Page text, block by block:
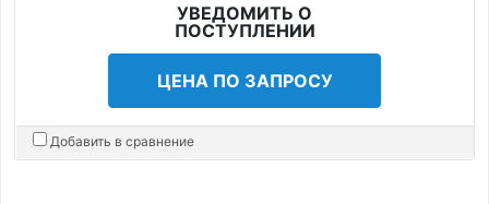
УВЕДОМИТЬ О
ПОСТУПЛЕНИИ
ЦЕНА ПО ЗАПРОСУ
Добавить в сравнение